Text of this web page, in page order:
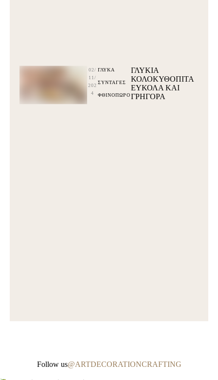
02/
11/
202
4
ΓΛΥΚΆ
ΣΥΝΤΑΓΕΣ
ΦΘΙΝΟΠΩΡΟ
ΓΛΥΚΙΑ
ΚΟΛΟΚΥΘΟΠΙΤΑ
ΕΥΚΟΛΑ ΚΑΙ
ΓΡΗΓΟΡΑ
Follow us@ARTDECORATIONCRAFTING